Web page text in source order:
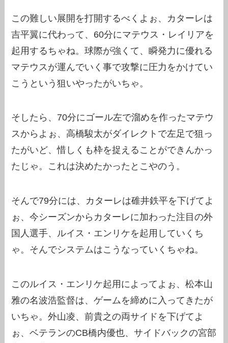
この難しい展開を打開するべくよぉ、カターレは
吉平翼に代わって、60分にマテウス・レイリアを
起用するちゃね。球際が強くて、瞬発力に優れる
マテウスが運んでいく事で攻撃に圧力をかけてい
こうという狙いやったがいちゃ。
そしたら、70分にゴール左で溜めを作ったマテウ
スからよぉ、高橋駿太がダイレクトで左足で狙っ
たがいど、惜しくも枠を捉えることができんかっ
たじゃ。これは決めたかったとこやのう。
そんで79分には、カターレは碓井鉄平を下げてよ
ぉ、今シーズンからカターレに加わった注目の外
国人選手、ルイス・エンリケを起用していくち
ゃ。そんでシステムはこうなっていくちゃね。
このルイス・エンリケ起用によってよぉ、松本山
雅の名波浩監督は、ゲームを締めに入ってきたが
いちゃ。外山凌、前貴之の両サイドを下げてよ
ぉ、ベテランのCB橋内優也、サイドバックの宮部